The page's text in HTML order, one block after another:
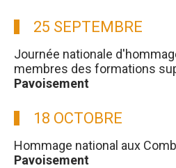
25 SEPTEMBRE
Journée nationale
membres des formations
Pavoisement
18 OCTOBRE
Hommage national aux
Pavoisement